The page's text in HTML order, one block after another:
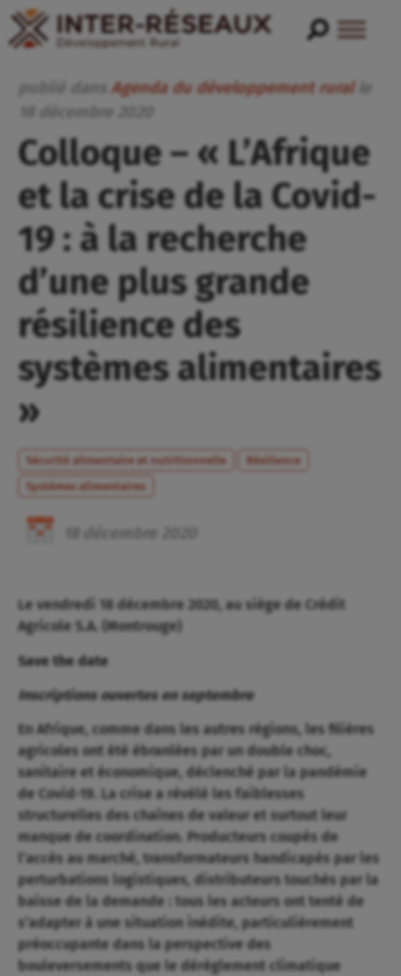
publié dans Agenda du développement rural
le
décembre
Colloque – « L’Afrique
et la crise de la Covid-
19 : à la recherche
d’une plus grande
résilience des
systèmes alimentaires
»
Sécurité alimentaire et nutritionnelle
Résilience
Systèmes alimentaires
décembre
Le vendredi 18 décembre 2020, au siège de Crédit
Agricole S.A. (Montrouge)
Save the date
Inscriptions ouvertes en septembre
En Afrique, comme dans les autres régions, les filières
agricoles ont été ébranlées par un double choc,
sanitaire et économique, déclenché par la pandémie
de Covid-19. La crise a révélé les faiblesses
structurelles des chaînes de valeur et surtout leur
manque de coordination. Producteurs coupés de
l’accès au marché, transformateurs handicapés par les
perturbations logistiques, distributeurs touchés par la
baisse de la demande : tous les acteurs ont tenté de
s’adapter à une situation inédite, particulièrement
préoccupante dans la perspective des
bouleversements que le dérèglement climatique